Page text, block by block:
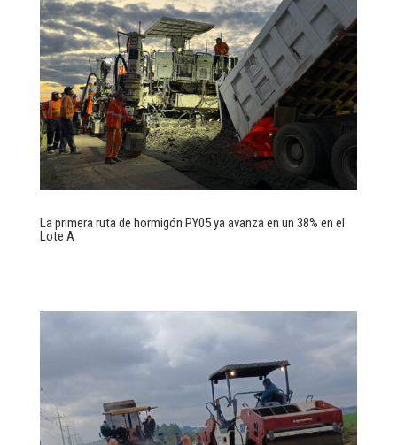
La primera ruta de hormigón PY05 ya avanza en un 38% en el
Lote A